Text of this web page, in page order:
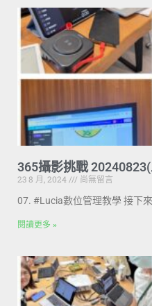
365攝影挑戰
23 8 月, 2024
尚無留言
07. #Lucia數位管理教學 接下
閱讀更多 »